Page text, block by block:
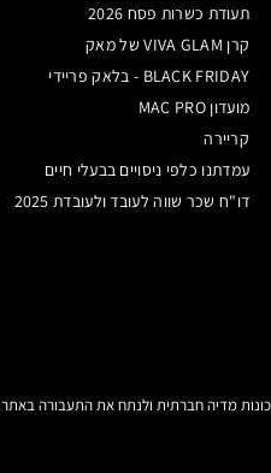
תעודת כשרות פסח 2026
קרן VIVA GLAM של מאק
BLACK FRIDAY - בלאק פריידי
מועדון MAC PRO
קריירה
עמדתנו כלפי ניסויים בבעלי חיים
דו"ח שכר שווה לעובד ולעובדת 2025